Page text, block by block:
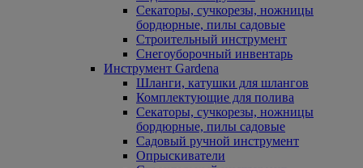
Секаторы, сучкорезы, ножницы
бордюрные, пилы садовые
Строительный инструмент
Снегоуборочный инвентарь
Инструмент Gardena
Шланги, катушки для шлангов
Комплектующие для полива
Секаторы, сучкорезы, ножницы
бордюрные, пилы садовые
Садовый ручной инструмент
Опрыскиватели